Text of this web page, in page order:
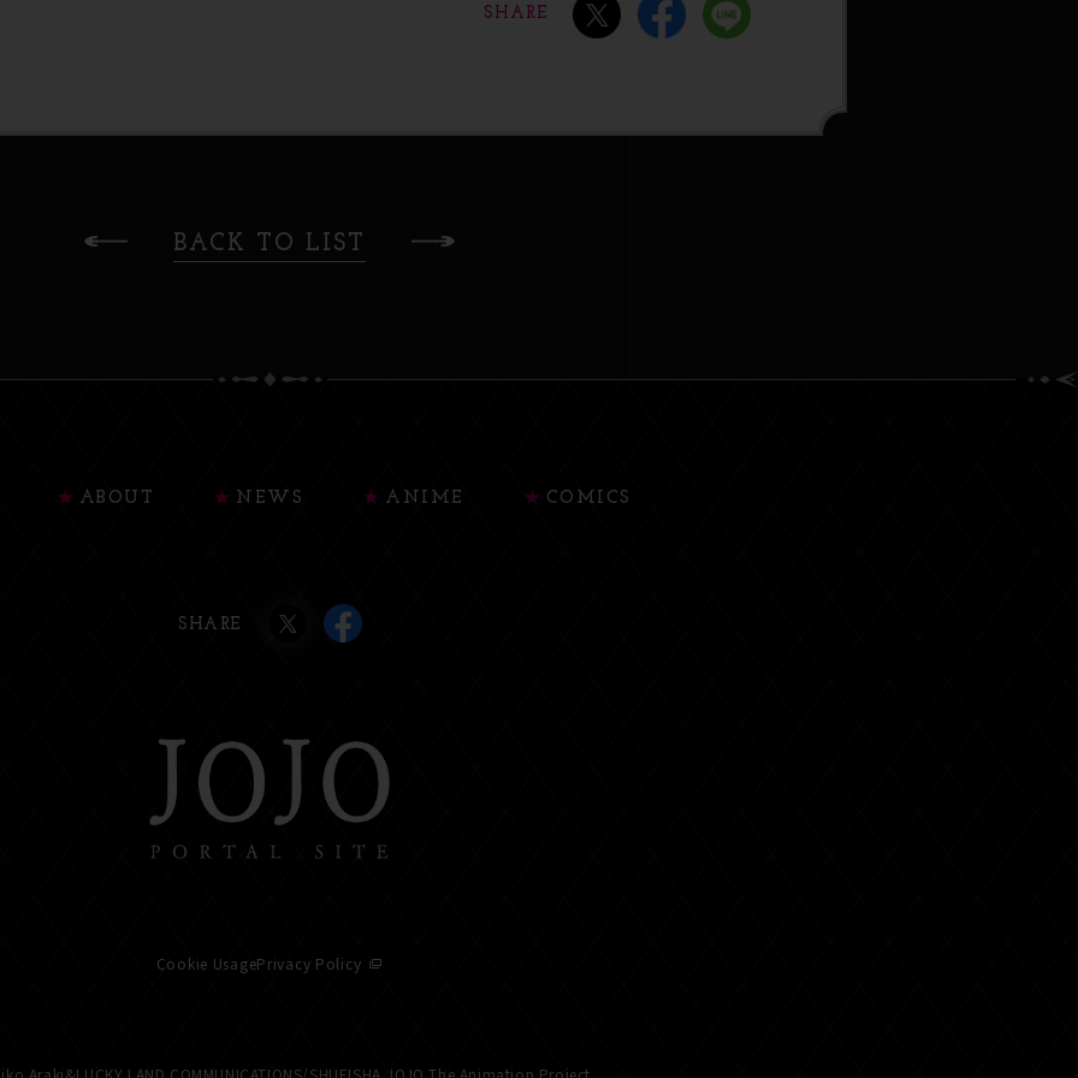
SHARE
BACK TO LIST
ABOUT NEWS ANIME COMICS
SHARE
Cookie UsagePrivacy Policy
Araki&LUCKY LAND COMMUNICATIONS/SHUEISHA,JOJO The Animation Project